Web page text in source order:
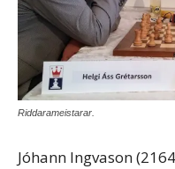
Riddarameistarar.
Jóhann Ingvason